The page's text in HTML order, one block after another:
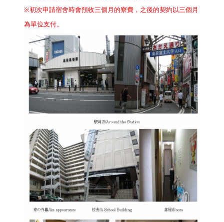
※初次申請宿舍時會預收三個月的寮費，之後的契約以三個月
為單位支付。